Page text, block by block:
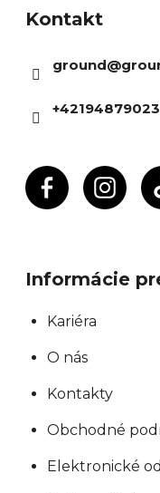
Kontakt
ground@
Informácie
Kariéra
O nás
Kontakty
Obchodné
Elektronické